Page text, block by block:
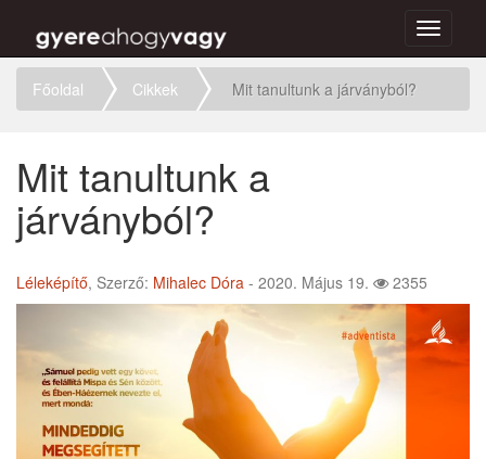
Toggle
Főoldal
Cikkek Mit tanultunk a járványból?
Mit tanultunk a
járványból?
Léleképítő, Szerző: Mihalec Dóra - 2020. Május 19. 2355